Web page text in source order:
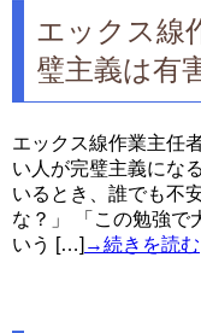
エックス線
璧主義は有
エックス線作業主任
い人が完璧主義にな
いるとき、誰でも不
な？」 「この勉強で
いう […] →続きを読む